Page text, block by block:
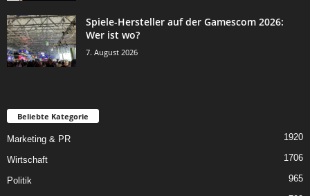
Spiele-Hersteller auf der Gamescom 2026:
Wer ist wo?
7. August 2026
Beliebte Kategorie
Marketing & PR 1920
Wirtschaft 1706
Politik
965